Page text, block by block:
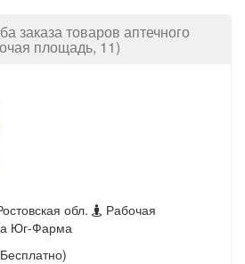
заказа товаров аптечного
площадь, 11)
обл.
Рабочая
Юг-Фарма